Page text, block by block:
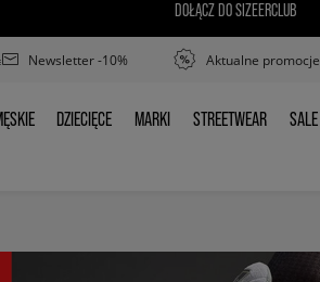
DOŁĄCZ DO SIZEERCLUB
Newsletter -10% Aktualne promocje
DZIECIĘCE
DZIECIĘCE MARKI
MARKI STREETWEAR
STREETWEAR SALE
SALE